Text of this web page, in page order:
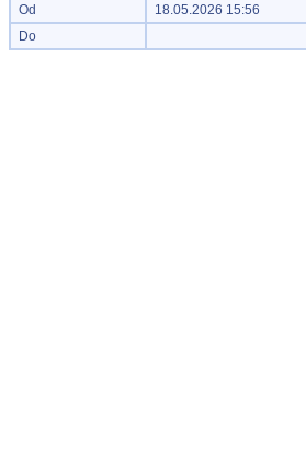
Od
18.05.2026 15:56
Do